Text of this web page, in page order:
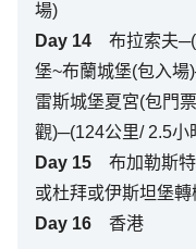
場)
Day 14
布拉索夫
堡~布蘭城堡(包入
雷斯城堡夏宮(包門
觀)─(124公里/ 2.5小
Day 15
布加勒斯
或杜拜或伊斯坦堡轉
Day 16 香港